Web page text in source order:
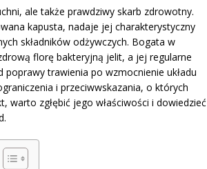
ale także prawdziwy skarb zdrowotny.
kapusta, nadaje jej charakterystyczny
składników odżywczych. Bogata w
florę bakteryjną jelit, a jej regularne
trawienia po wzmocnienie układu
i przeciwwskazania, o których
zgłębić jego właściwości i dowiedzieć